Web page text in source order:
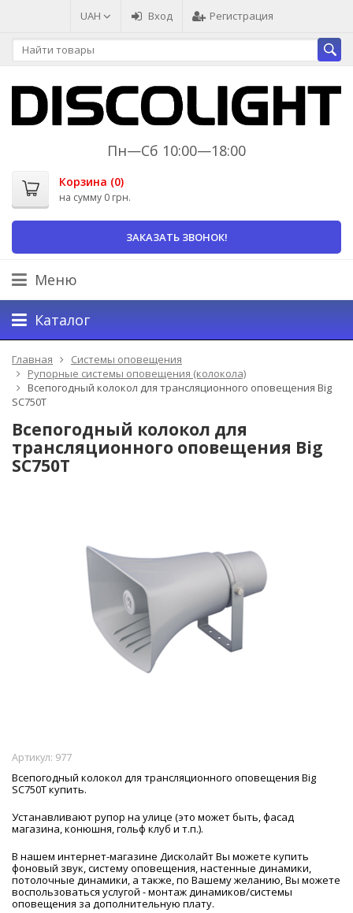
UAH Вход Регистрация
Пн—Сб 10:00—18:00
Корзина (0)
на сумму 0 грн.
ЗАКАЗАТЬ ЗВОНОК!
Меню
Каталог
Главная
Системы оповещения
Рупорные системы оповещения (колокола)
Всепогодный колокол для трансляционного оповещения Big
SC750T
Всепогодный колокол для
трансляционного оповещения Big
SC750T
Артикул: 977
Всепогодный колокол для трансляционного оповещения Big
SC750T купить.
Устанавливают рупор на улице (это может быть, фасад
магазина, конюшня, гольф клуб и т.п.).
В нашем интернет-магазине Дисколайт Вы можете купить
фоновый звук, систему оповещения, настенные динамики,
потолочные динамики, а также, по Вашему желанию, Вы можете
воспользоваться услугой - монтаж динамиков/системы
оповещения за дополнительную плату.